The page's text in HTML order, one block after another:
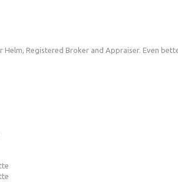
Registered Broker and Appraiser. Even